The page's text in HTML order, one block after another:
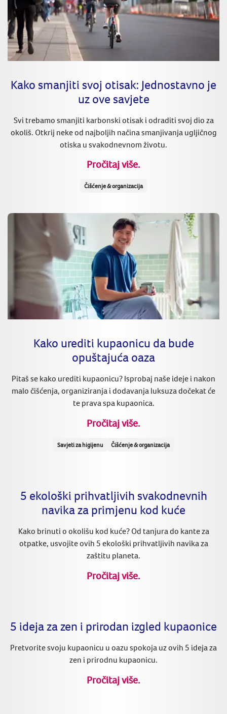
Kako smanjiti svoj otisak: Jednostavno je
uz ove savjete
Svi trebamo smanjiti karbonski otisak i odraditi svoj dio za
okoliš. Otkrij neke od najboljih načina smanjivanja ugljičnog
otiska u svakodnevnom životu.
Pročitaj više.
Čišćenje & organizacija
Kako urediti kupaonicu da bude
opuštajuća oaza
Pitaš se kako urediti kupaonicu? Isprobaj naše ideje i nakon
malo čišćenja, organiziranja i dodavanja luksuza dočekat će
te prava spa kupaonica.
Pročitaj više.
Savjeti za higijenu Čišćenje & organizacija
5 ekološki prihvatljivih svakodnevnih
navika za primjenu kod kuće
Kako brinuti o okolišu kod kuće? Od tanjura do kante za
otpatke, usvojite ovih 5 ekološki prihvatljivih navika za
zaštitu planeta.
Pročitaj više.
5 ideja za zen i prirodan izgled kupaonice
Pretvorite svoju kupaonicu u oazu spokoja uz ovih 5 ideja za
zen i prirodnu kupaonicu.
Pročitaj više.